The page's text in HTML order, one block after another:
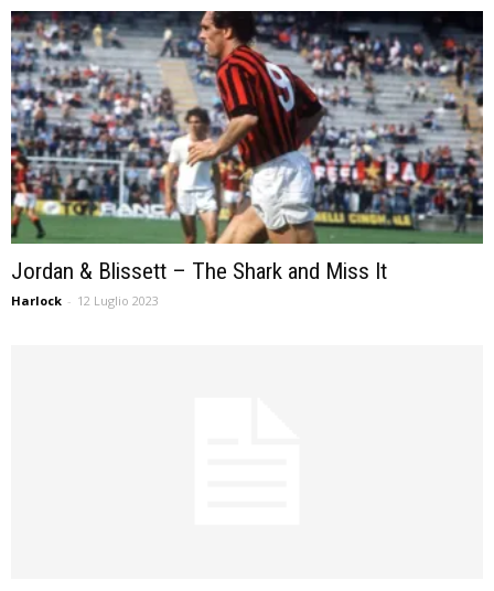
Jordan & Blissett – The Shark and Miss It
Harlock - 12 Luglio 2023